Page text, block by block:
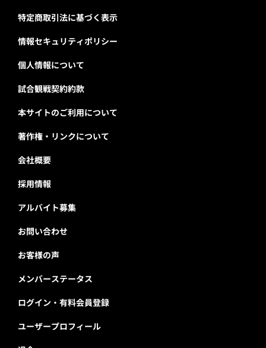
特定商取引法に基づく表示
情報セキュリティポリシー
個人情報について
試合観戦契約約款
本サイトのご利用について
著作権・リンクについて
会社概要
採用情報
アルバイト募集
お問い合わせ
お客様の声
メンバーステータス
ログイン・有料会員登録
ユーザープロフィール